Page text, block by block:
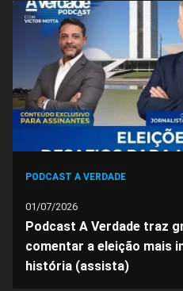
FacebookWhatsappTwitter
PODCAST A VERDADE
01/07/2026
Podcast A Verdade traz
comentar a eleição mais
história (assista)